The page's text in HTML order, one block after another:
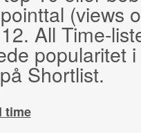
(views
All Time-
popularitet
Shortlist.
time